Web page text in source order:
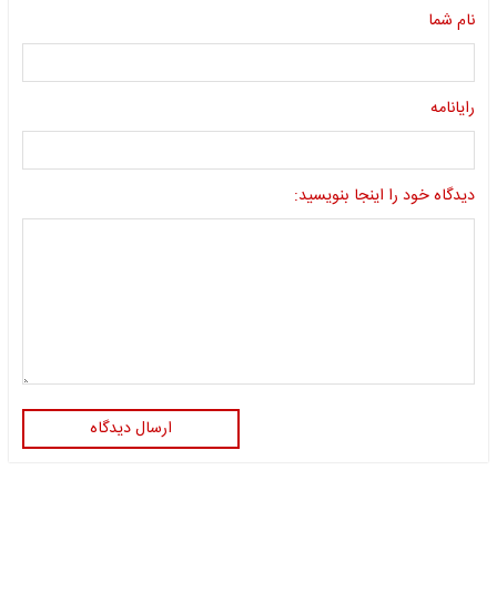
نام شما
رایانامه
دیدگاه خود را اینجا بنویسید:
ارسال دیدگاه